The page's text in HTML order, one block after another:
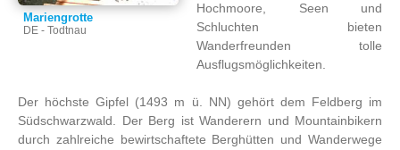
Mariengrotte
DE - Todtnau
Hochmoore, Seen und
Schluchten bieten
Wanderfreunden tolle
Ausflugsmöglichkeiten.
Der höchste Gipfel (1493 m ü. NN) gehört dem Feldberg im
Südschwarzwald. Der Berg ist Wanderern und Mountainbikern
durch zahlreiche bewirtschaftete Berghütten und Wanderwege